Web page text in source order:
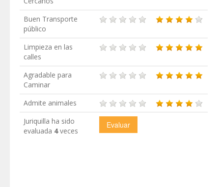
Buen Transporte
público
Limpieza en las
calles
Agradable para
Caminar
Admite animales
Juriquilla ha sido
evaluada 4veces